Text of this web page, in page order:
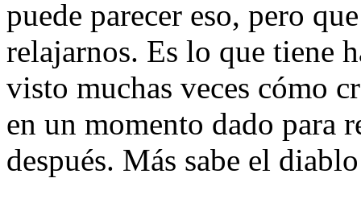
puede parecer eso, pero
relajarnos. Es lo que tiene
visto muchas veces cómo
en un momento dado para
después. Más sabe el